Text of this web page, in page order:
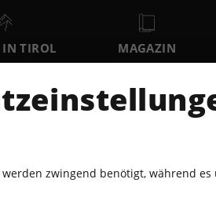
IN TIROL MAGAZIN
MO DI
zwingend benötigt, während